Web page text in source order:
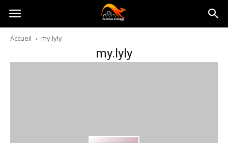
Australia-
australie.com
Accueil my.lyly
my.lyly